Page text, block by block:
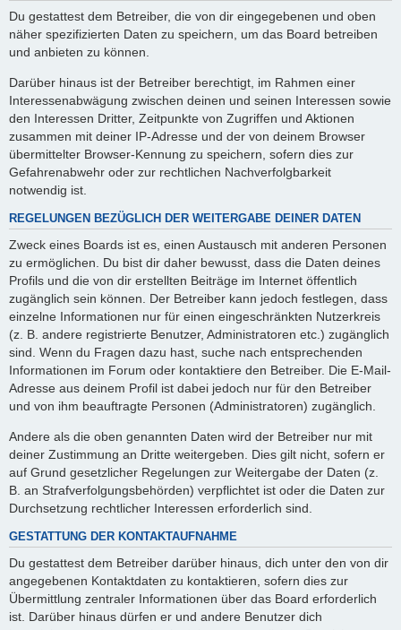
Du gestattest dem Betreiber, die von dir eingegebenen und oben
näher spezifizierten Daten zu speichern, um das Board betreiben
und anbieten zu können.
Darüber hinaus ist der Betreiber berechtigt, im Rahmen einer
Interessenabwägung zwischen deinen und seinen Interessen sowie
den Interessen Dritter, Zeitpunkte von Zugriffen und Aktionen
zusammen mit deiner IP-Adresse und der von deinem Browser
übermittelter Browser-Kennung zu speichern, sofern dies zur
Gefahrenabwehr oder zur rechtlichen Nachverfolgbarkeit
notwendig ist.
REGELUNGEN BEZÜGLICH DER WEITERGABE DEINER DATEN
Zweck eines Boards ist es, einen Austausch mit anderen Personen
zu ermöglichen. Du bist dir daher bewusst, dass die Daten deines
Profils und die von dir erstellten Beiträge im Internet öffentlich
zugänglich sein können. Der Betreiber kann jedoch festlegen, dass
einzelne Informationen nur für einen eingeschränkten Nutzerkreis
(z. B. andere registrierte Benutzer, Administratoren etc.) zugänglich
sind. Wenn du Fragen dazu hast, suche nach entsprechenden
Informationen im Forum oder kontaktiere den Betreiber. Die E-Mail-
Adresse aus deinem Profil ist dabei jedoch nur für den Betreiber
und von ihm beauftragte Personen (Administratoren) zugänglich.
Andere als die oben genannten Daten wird der Betreiber nur mit
deiner Zustimmung an Dritte weitergeben. Dies gilt nicht, sofern er
auf Grund gesetzlicher Regelungen zur Weitergabe der Daten (z.
B. an Strafverfolgungsbehörden) verpflichtet ist oder die Daten zur
Durchsetzung rechtlicher Interessen erforderlich sind.
GESTATTUNG DER KONTAKTAUFNAHME
Du gestattest dem Betreiber darüber hinaus, dich unter den von dir
angegebenen Kontaktdaten zu kontaktieren, sofern dies zur
Übermittlung zentraler Informationen über das Board erforderlich
ist. Darüber hinaus dürfen er und andere Benutzer dich